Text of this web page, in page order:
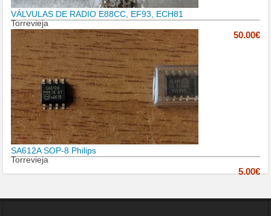
VÁLVULAS DE RADIO E88CC, EF93, ECH81
Torrevieja
50.00€
SA612A SOP-8 Philips
Torrevieja
5.00€